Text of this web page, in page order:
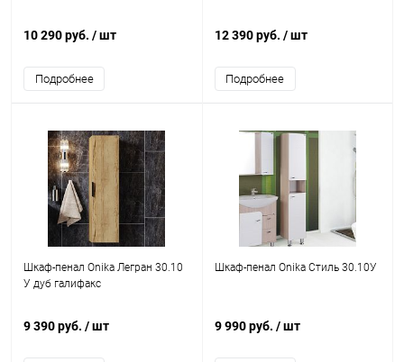
10 290 руб. / шт
Подробнее
12 390 руб. / шт
Подробнее
Шкаф-пенал Onika Легран 30.10
У дуб галифакс
9 390 руб. / шт
Шкаф-пенал Onika Стиль 30.10У
9 990 руб. / шт